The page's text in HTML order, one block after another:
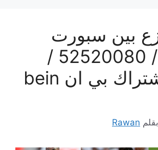
بين سبورت
الفيحاء / 52520080 /
تجديد اشتراك بي ان bein
بقلم Rawan